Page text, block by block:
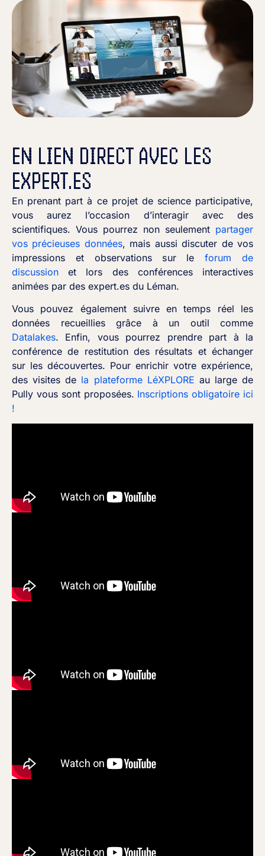
EN LIEN DIRECT AVEC LES
EXPERT.ES
En prenant part à ce projet de science participative,
vous aurez l’occasion d’interagir avec des
scientifiques. Vous pourrez non seulement partager
vos précieuses données, mais aussi discuter de vos
impressions et observations sur leforum de
discussion et lors des conférences interactives
animées par des expert.es du Léman.
Vous pouvez également suivre en temps réel les
données recueillies grâce à un outil comme
Datalakes. Enfin, vous pourrez prendre part à la
conférence de restitution des résultats et échanger
sur les découvertes. Pour enrichir votre expérience,
des visites de la plateforme LéXPLORE au large de
Pully vous sont proposées. Inscriptions obligatoire ici
!